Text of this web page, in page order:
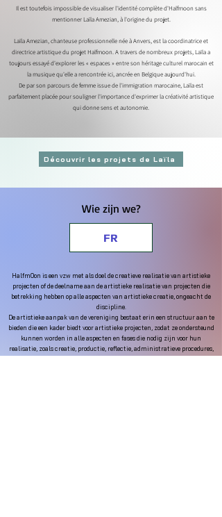
Il est toutefois impossible de visualiser l'identité complète d'Halfmoon sans
mentionner Laïla Amezian, à l'origine du projet.
Laïla Amezian, chanteuse professionnelle née à Anvers, est la coordinatrice et
directrice artistique du projet Halfmoon. A travers de nombreux projets, Laïla a
toujours essayé d'explorer les « espaces » entre son héritage culturel marocain et
la musique qu'elle a rencontrée ici, ancrée en Belgique aujourd'hui.
De par son parcours de femme issue de l'immigration marocaine, Laïla est
parfaitement placée pour souligner l'importance d'exprimer la créativité artistique
qui donne sens et autonomie.
Découvrir les projets de Laïla
Wie zijn we?
FR
HalfmOon is een vzw met als doel de creatieve realisatie van artistieke
projecten of de deelname aan de artistieke realisatie van projecten die
betrekking hebben op alle aspecten van artistieke creatie, ongeacht de
discipline.
De artistieke aanpak van de vereniging bestaat erin een structuur aan te
bieden die een kader biedt voor artistieke projecten, zodat ze ondersteund
kunnen worden in alle aspecten en fases die nodig zijn voor hun
realisatie, zoals creatie, productie, reflectie, administratieve procedures,